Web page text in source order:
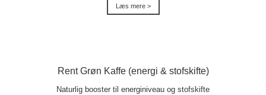
Læs mere >
Rent Grøn Kaffe (energi & stofskifte)
Naturlig booster til energiniveau og stofskifte